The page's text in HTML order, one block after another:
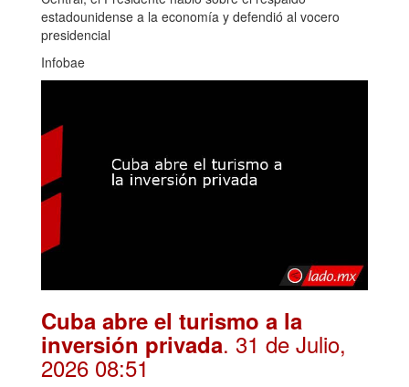
estadounidense a la economía y defendió al vocero
presidencial
Infobae
Cuba abre el turismo a la
inversión privada. 31 de Julio,
2026 08:51